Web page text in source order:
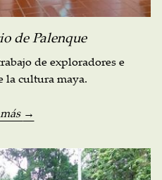
de Palenque
de exploradores e
la cultura maya.